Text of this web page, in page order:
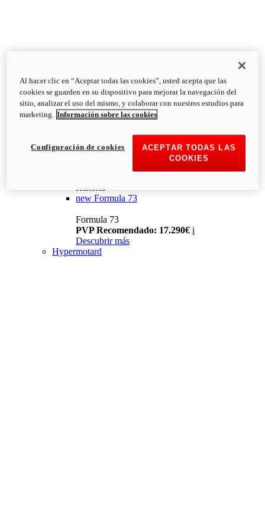
Historia
new Formula 73
Formula 73
PVP Recomendado: 17.290€ i
Descubrir más
Hypermotard
Al hacer clic en “Aceptar todas las cookies”, usted acepta que las
cookies se guarden en su dispositivo para mejorar la navegación del
sitio, analizar el uso del mismo, y colaborar con nuestros estudios para
marketing. Información sobre las cookies
ACEPTAR TODAS LAS
COOKIES
Configuración de cookies